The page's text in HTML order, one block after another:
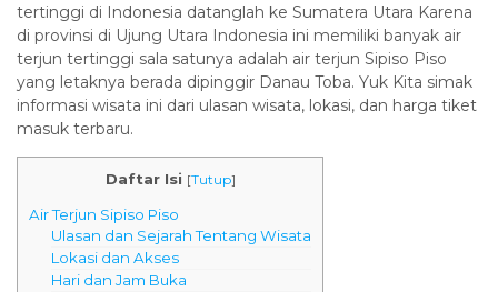
tertinggi di Indonesia datanglah ke Sumatera Utara Karena
di provinsi di Ujung Utara Indonesia ini memiliki banyak air
terjun tertinggi sala satunya adalah air terjun Sipiso Piso
yang letaknya berada dipinggir Danau Toba. Yuk Kita simak
informasi wisata ini dari ulasan wisata, lokasi, dan harga tiket
masuk terbaru.
Daftar Isi [Tutup]
Air Terjun Sipiso Piso
Ulasan dan Sejarah Tentang Wisata
Lokasi dan Akses
Hari dan Jam Buka